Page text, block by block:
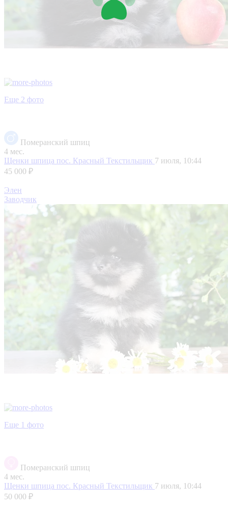
Еще 2 фото
Померанский шпиц
4 мес.
Щенки шпица пос. Красный Текстильщик 7 июля, 10:44
45 000 ₽
Элен
Заводчик
Еще 1 фото
Померанский шпиц
4 мес.
Щенки шпица пос. Красный Текстильщик 7 июля, 10:44
50 000 ₽